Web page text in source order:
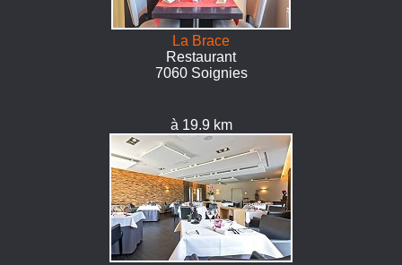
La Brace
Restaurant
7060 Soignies
à 19.9 km